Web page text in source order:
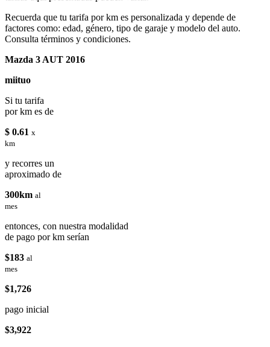
Recuerda que tu tarifa por km es personalizada y depende de
factores como: edad, género, tipo de garaje y modelo del auto.
Consulta términos y condiciones.
Mazda 3 AUT 2016
miituo
Si tu tarifa
por km es de
$ 0.61 x
km
y recorres un
aproximado de
300km al
mes
entonces, con nuestra modalidad
de pago por km serían
$183 al
mes
$1,726
pago inicial
$3,922